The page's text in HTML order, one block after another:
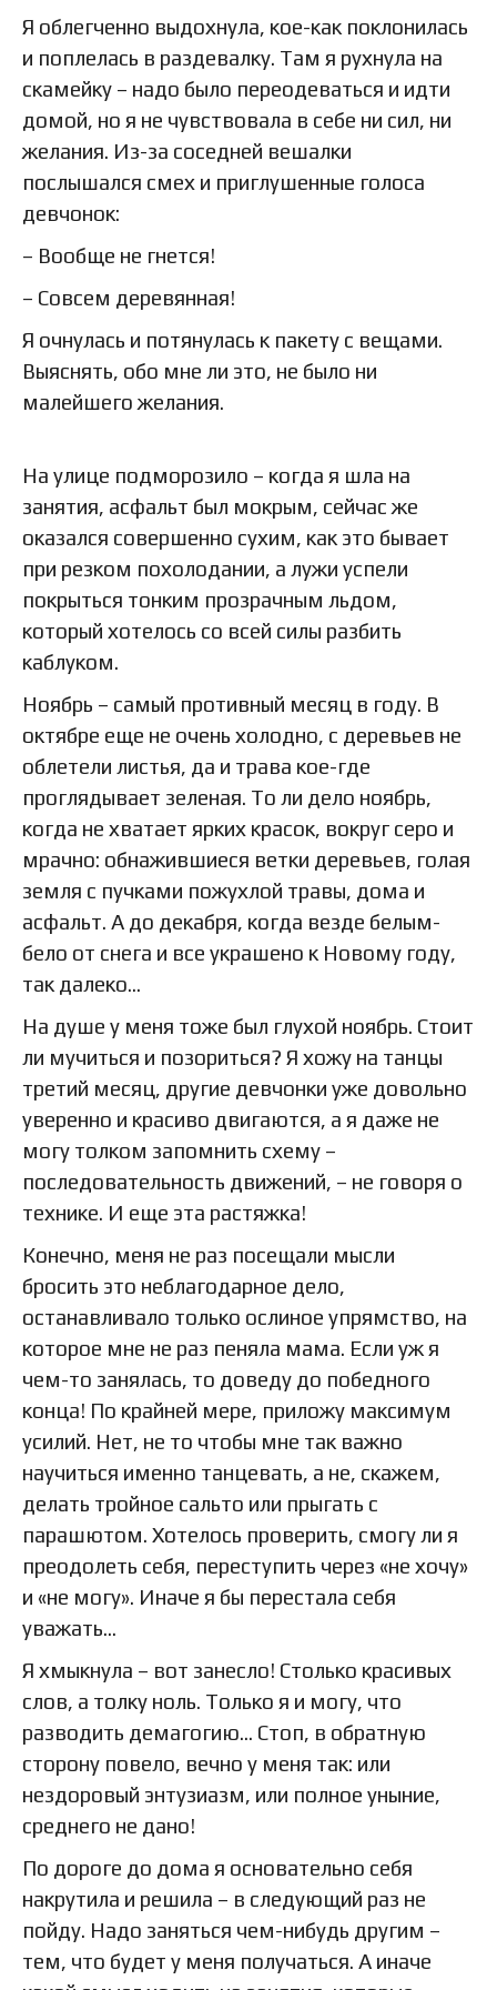
Я облегченно выдохнула, кое-как поклонилась
и поплелась в раздевалку. Там я рухнула на
скамейку – надо было переодеваться и идти
домой, но я не чувствовала в себе ни сил, ни
желания. Из-за соседней вешалки
послышался смех и приглушенные голоса
девчонок:
– Вообще не гнется!
– Совсем деревянная!
Я очнулась и потянулась к пакету с вещами.
Выяснять, обо мне ли это, не было ни
малейшего желания.
На улице подморозило – когда я шла на
занятия, асфальт был мокрым, сейчас же
оказался совершенно сухим, как это бывает
при резком похолодании, а лужи успели
покрыться тонким прозрачным льдом,
который хотелось со всей силы разбить
каблуком.
Ноябрь – самый противный месяц в году. В
октябре еще не очень холодно, с деревьев не
облетели листья, да и трава кое-где
проглядывает зеленая. То ли дело ноябрь,
когда не хватает ярких красок, вокруг серо и
мрачно: обнажившиеся ветки деревьев, голая
земля с пучками пожухлой травы, дома и
асфальт. А до декабря, когда везде белым-
бело от снега и все украшено к Новому году,
так далеко…
На душе у меня тоже был глухой ноябрь. Стоит
ли мучиться и позориться? Я хожу на танцы
третий месяц, другие девчонки уже довольно
уверенно и красиво двигаются, а я даже не
могу толком запомнить схему –
последовательность движений, – не говоря о
технике. И еще эта растяжка!
Конечно, меня не раз посещали мысли
бросить это неблагодарное дело,
останавливало только ослиное упрямство, на
которое мне не раз пеняла мама. Если уж я
чем-то занялась, то доведу до победного
конца! По крайней мере, приложу максимум
усилий. Нет, не то чтобы мне так важно
научиться именно танцевать, а не, скажем,
делать тройное сальто или прыгать с
парашютом. Хотелось проверить, смогу ли я
преодолеть себя, переступить через «не хочу»
и «не могу». Иначе я бы перестала себя
уважать…
Я хмыкнула – вот занесло! Столько красивых
слов, а толку ноль. Только я и могу, что
разводить демагогию… Стоп, в обратную
сторону повело, вечно у меня так: или
нездоровый энтузиазм, или полное уныние,
среднего не дано!
По дороге до дома я основательно себя
накрутила и решила – в следующий раз не
пойду. Надо заняться чем-нибудь другим –
тем, что будет у меня получаться. А иначе